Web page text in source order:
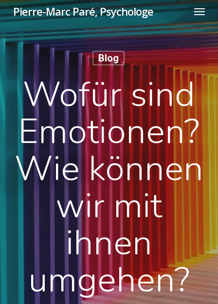
Skip
to
main
Pierre-Marc Paré, Psychologe Menu
Blog
Wofür sind
Emotionen?
Wie können
wir mit
ihnen
umgehen?